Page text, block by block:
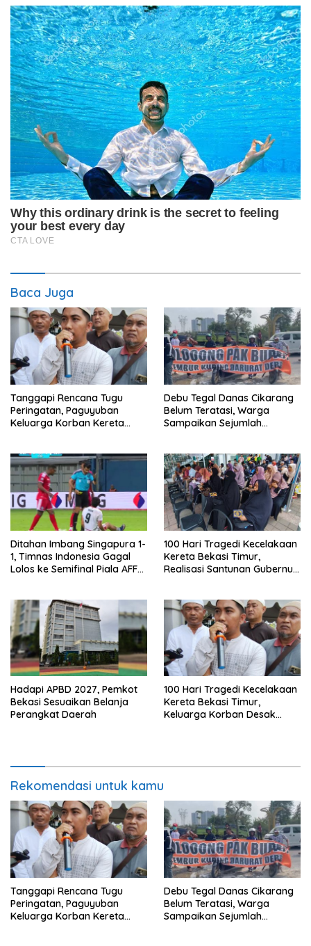
Baca Juga
Tanggapi Rencana Tugu
Peringatan, Paguyuban
Keluarga Korban Kereta
Keselamatan Lebih Dulu
Debu Tegal Danas Cikarang
Belum Teratasi, Warga
Sampaikan Sejumlah
Ditahan Imbang Singapura 1-
1, Timnas Indonesia Gagal
Lolos ke Semifinal Piala AFF
100 Hari Tragedi Kecelakaan
Kereta Bekasi Timur,
Realisasi Santunan Gubernur
Hadapi APBD 2027, Pemkot
Bekasi Sesuaikan Belanja
Perangkat Daerah
100 Hari Tragedi Kecelakaan
Kereta Bekasi Timur,
Keluarga Korban Desak
Rekomendasi untuk kamu
Tanggapi Rencana Tugu
Peringatan, Paguyuban
Keluarga Korban Kereta
Debu Tegal Danas Cikarang
Belum Teratasi, Warga
Sampaikan Sejumlah